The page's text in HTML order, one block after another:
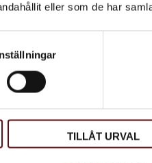
eller som de har
TILLÅT URVAL
Matcha Green
Japanskt matcha